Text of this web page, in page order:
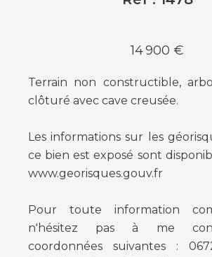
14 900 €
Terrain non constructible,
clôturé avec cave creusée.
Les informations sur les
ce bien est exposé sont
www.georisques.gouv.fr
Pour toute information
n'hésitez pas à me
coordonnées suivantes :